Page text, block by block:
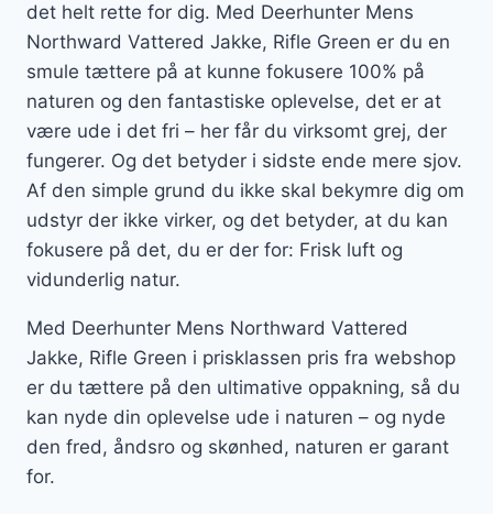
det helt rette for dig. Med Deerhunter Mens
Northward Vattered Jakke, Rifle Green er du en
smule tættere på at kunne fokusere 100% på
naturen og den fantastiske oplevelse, det er at
være ude i det fri – her får du virksomt grej, der
fungerer. Og det betyder i sidste ende mere sjov.
Af den simple grund du ikke skal bekymre dig om
udstyr der ikke virker, og det betyder, at du kan
fokusere på det, du er der for: Frisk luft og
vidunderlig natur.
Med Deerhunter Mens Northward Vattered
Jakke, Rifle Green i prisklassen pris fra webshop
er du tættere på den ultimative oppakning, så du
kan nyde din oplevelse ude i naturen – og nyde
den fred, åndsro og skønhed, naturen er garant
for.